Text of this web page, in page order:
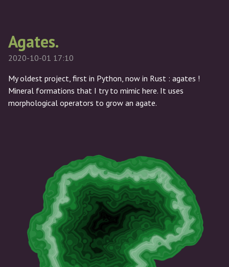
Agates.
2020-10-01 17:10
My oldest project, first in Python, now in Rust : agates !
Mineral formations that I try to mimic here. It uses
morphological operators to grow an agate.